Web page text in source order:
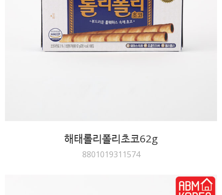
해태롤리폴리초코62g
8801019311574